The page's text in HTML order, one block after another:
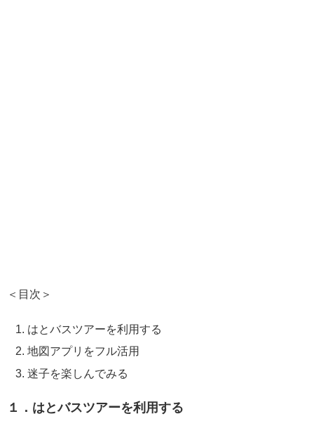
＜目次＞
はとバスツアーを利用する
地図アプリをフル活用
迷子を楽しんでみる
１．はとバスツアーを利用する